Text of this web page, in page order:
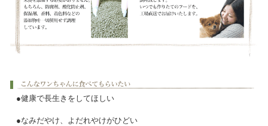
●健康で長生きをしてほしい
●なみだやけ、よだれやけがひどい